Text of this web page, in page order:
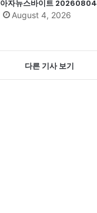
아자뉴스바이트 20260804
August 4, 2026
다른 기사 보기